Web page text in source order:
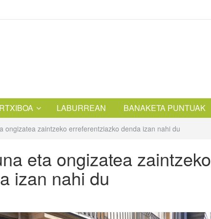
LABURREAN BANAKETA PUNTUAK
ongizatea zaintzeko erreferentziazko denda izan nahi du
eta ongizatea zaintzeko
izan nahi du